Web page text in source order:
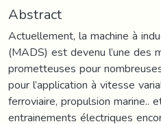
Abstract
Actuellement, la machine à
(MADS) est devenu l’une des
prometteuses pour
pour l’application à vitesse
ferroviaire, propulsion marine..
entrainements électriques